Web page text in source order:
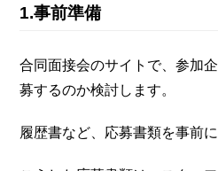
1.事前準備
合同面接会のサイトで、参加
募するのか検討します。
履歴書など、応募書類を事前